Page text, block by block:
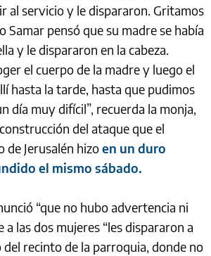
al servicio y le dispararon. Gritamos
Samar pensó que su madre se había
y le dispararon en la cabeza.
el cuerpo de la madre y luego el
hasta la tarde, hasta que pudimos
día muy difícil”, recuerda la monja,
del ataque que el
Jerusalén hizoen un duro
el mismo sábado.
“que no hubo advertencia ni
a las dos mujeres “les dispararon a
recinto de la parroquia, donde no